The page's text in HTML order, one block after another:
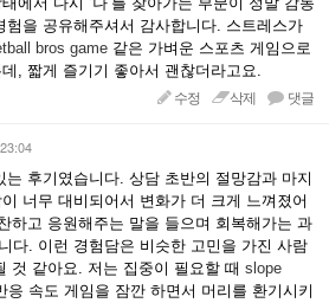
험을 공유해주셔서 감사합니다. 스트레스가
bros game 같은 가벼운 스포츠 게임으로
, 짧게 즐기기 좋아서 괜찮더라고요.
수정 삭제 댓글
는 후기였습니다. 상담 초반의 절망감과 마지
너무 대비되어서 변화가 더 크게 느껴졌어
하고 응원해주는 말을 들으며 회복해가는 과
다. 이런 경험담은 비슷한 고민을 가진 사람
것 같아요. 저는 집중이 필요할 때 slope
응 속도 게임을 잠깐 하면서 머리를 환기시키